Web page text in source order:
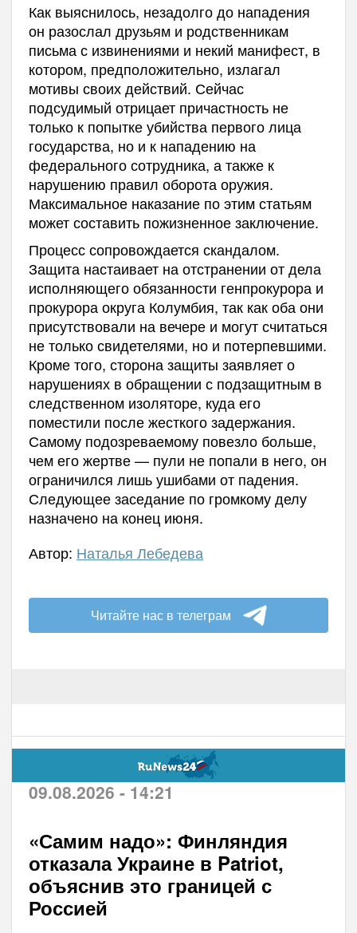
Как выяснилось, незадолго до нападения
он разослал друзьям и родственникам
письма с извинениями и некий манифест, в
котором, предположительно, излагал
мотивы своих действий. Сейчас
подсудимый отрицает причастность не
только к попытке убийства первого лица
государства, но и к нападению на
федерального сотрудника, а также к
нарушению правил оборота оружия.
Максимальное наказание по этим статьям
может составить пожизненное заключение.
Процесс сопровождается скандалом.
Защита настаивает на отстранении от дела
исполняющего обязанности генпрокурора и
прокурора округа Колумбия, так как оба они
присутствовали на вечере и могут считаться
не только свидетелями, но и потерпевшими.
Кроме того, сторона защиты заявляет о
нарушениях в обращении с подзащитным в
следственном изоляторе, куда его
поместили после жесткого задержания.
Самому подозреваемому повезло больше,
чем его жертве — пули не попали в него, он
ограничился лишь ушибами от падения.
Следующее заседание по громкому делу
назначено на конец июня.
Автор: Наталья Лебедева
Читайте нас в телеграм
09.08.2026 - 14:21
«Самим надо»: Финляндия
отказала Украине в Patriot,
объяснив это границей с
Россией